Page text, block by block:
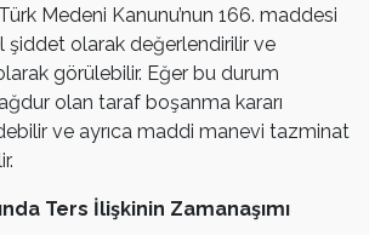
Medeni Kanunu’nun 166. maddesi
şiddet olarak değerlendirilir ve
görülebilir. Eğer bu durum
olan taraf boşanma kararı
ve ayrıca maddi manevi tazminat
Ters İlişkinin Zamanaşımı